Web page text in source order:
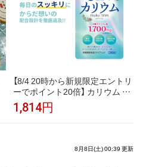
【8/4 20時から新規限定エントリ
ーでポイント20倍】 カリウム サ
プリ muku:trim ムクトリム ワダ
カルシウム製薬 3種のカリウム
プリ 栄養機能食品 ナイアシン
1,814円
8月8日(土) 00:39 更新